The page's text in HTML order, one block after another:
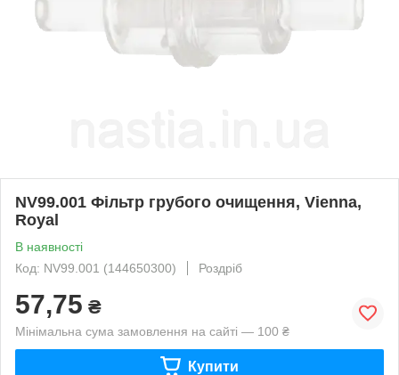
NV99.001 Фільтр грубого очищення, Vienna,
Royal
В наявності
Код: NV99.001 (144650300)
Роздріб
57,75 ₴
Мінімальна сума замовлення на сайті — 100 ₴
Купити